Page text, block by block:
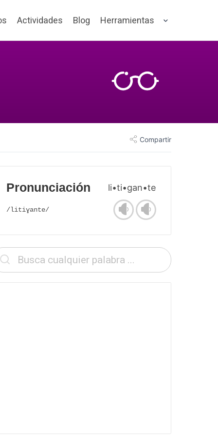
Actividades Blog Herramientas
Compartir
Pronunciación li•ti•gan•te
/litiɣante/